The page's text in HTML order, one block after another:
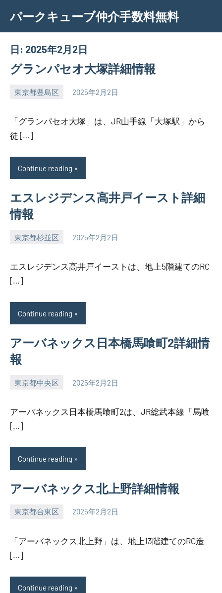
content
パークキューブ仲介手数料無料
日: 2025年2月2日
グランパセオ大塚詳細情報
東京都豊島区 2025年2月2日
SEZIMO
「グランパセオ大塚」は、JR山手線「大塚駅」から
徒 […]
Continue reading
エスレジデンス高井戸イースト詳細
情報
東京都杉並区 2025年2月2日
SEZIMO
エスレジデンス高井戸イーストは、地上5階建てのRC
[…]
Continue reading
アーバネックス日本橋馬喰町2詳細情
報
東京都中央区 2025年2月2日
SEZIMO
アーバネックス日本橋馬喰町2は、JR総武本線「馬喰
[…]
Continue reading
アーバネックス北上野詳細情報
東京都台東区 2025年2月2日
SEZIMO
「アーバネックス北上野」は、地上13階建てのRC造
[…]
Continue reading